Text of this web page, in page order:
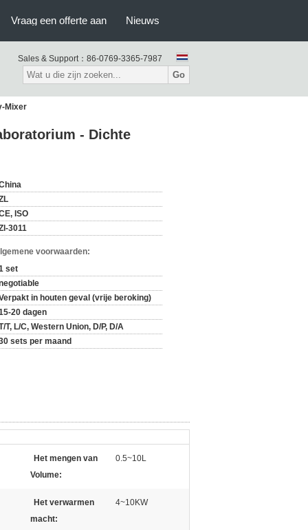
Vraag een offerte aan Nieuws
Sales & Support： 86-0769-3365-7987
Go
Mixer
- Dichte
ISO
3011
voorwaarden:
set
in houten geval (vrije beroking)
20 dagen
T, L/C, Western Union, D/P, D/A
sets per maand
Het mengen van
Volume:
0.5~10L
Het verwarmen
macht:
4~10KW